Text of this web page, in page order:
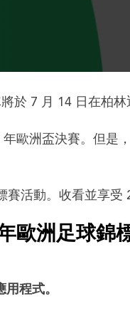
於 7 月 14 日在柏林
歐洲盃決賽。但是
活動。收看並享受
歐洲足球錦
用程式。